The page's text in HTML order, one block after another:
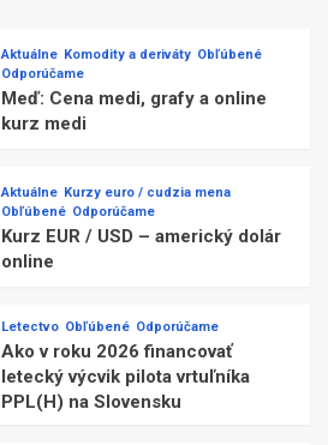
Aktuálne Komodity a deriváty Obľúbené
Odporúčame
Meď: Cena medi, grafy a online
kurz medi
Aktuálne Kurzy euro / cudzia mena
Obľúbené Odporúčame
Kurz EUR / USD – americký dolár
online
Letectvo Obľúbené Odporúčame
Ako v roku 2026 financovať
letecký výcvik pilota vrtuľníka
PPL(H) na Slovensku